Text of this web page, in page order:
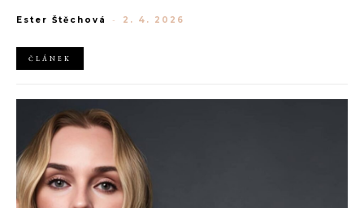
nimi však přichází otázka, jakou brož vybrat a kam ji umístit,
Ester Štěchová - 2. 4. 2026
ČLÁNEK